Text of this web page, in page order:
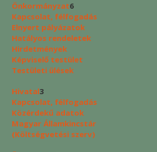
Önkormányzat6
Kapcsolat, félfogadás
Elnyert pályázatok
Hatályos rendeletek
Hirdetmények
Képviselő testület
Testületi ülések
Hivatal3
Kapcsolat, félfogadás
Közérdekű adatok
Magyar Államkincstár
(Költségvetési szerv)